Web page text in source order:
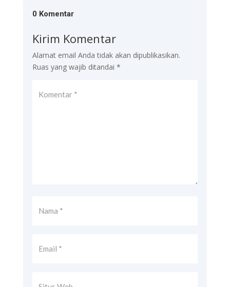
0 Komentar
Kirim Komentar
Alamat email Anda tidak akan dipublikasikan.
Ruas yang wajib ditandai *